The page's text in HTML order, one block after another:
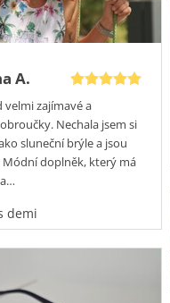
A.
velmi zajímavé a
Nechala jsem si
sluneční brýle a jsou
doplněk, který má
demi